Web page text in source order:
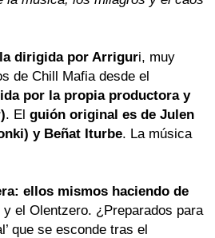
dirigida por Arriguri, muy
de Chill Mafia desde el
por la propia productora y
. Elguión original es de Julen
y Beñat Iturbe. La música
ellos mismos haciendo de
y el Olentzero. ¿Preparados para
que se esconde tras el